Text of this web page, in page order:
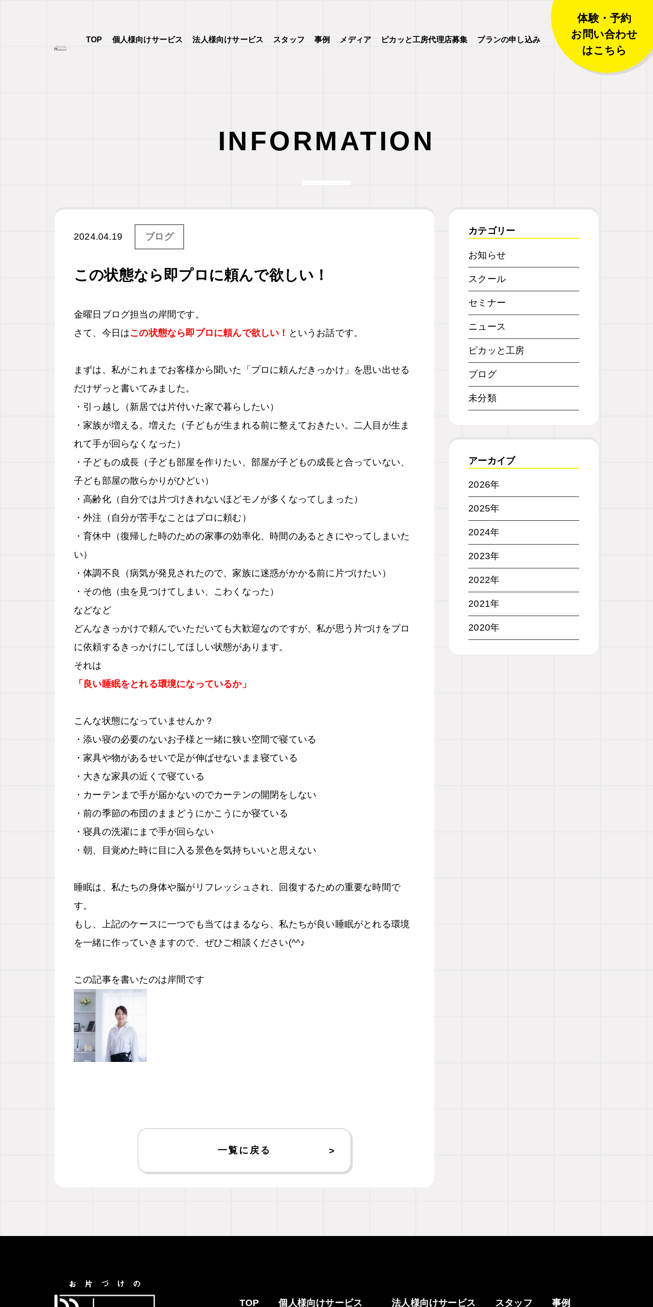
TOP 個人様向けサービス 法人様向けサービス スタッフ 事例 メディア ピカッと工房代理店募集 プランの申し込み
体験・予約
お問い合わせ
はこちら
INFORMATION
2024.04.19 ブログ
この状態なら即プロに頼んで欲しい！
金曜日ブログ担当の岸間です。
さて、今日はこの状態なら即プロに頼んで欲しい！ というお話です。
まずは、私がこれまでお客様から聞いた「プロに頼んだきっかけ」を思い出せる
だけザっと書いてみました。
・引っ越し（新居では片付いた家で暮らしたい）
・家族が増える。増えた（子どもが生まれる前に整えておきたい。二人目が生ま
れて手が回らなくなった）
・子どもの成長（子ども部屋を作りたい、部屋が子どもの成長と合っていない、
子ども部屋の散らかりがひどい）
・高齢化（自分では片づけきれないほどモノが多くなってしまった）
・外注（自分が苦手なことはプロに頼む）
・育休中（復帰した時のための家事の効率化、時間のあるときにやってしまいた
い）
・体調不良（病気が発見されたので、家族に迷惑がかかる前に片づけたい）
・その他（虫を見つけてしまい、こわくなった）
などなど
どんなきっかけで頼んでいただいても大歓迎なのですが、私が思う片づけをプロ
に依頼するきっかけにしてほしい状態があります。
それは
「良い睡眠をとれる環境になっているか」
こんな状態になっていませんか？
・添い寝の必要のないお子様と一緒に狭い空間で寝ている
・家具や物があるせいで足が伸ばせないまま寝ている
・大きな家具の近くで寝ている
・カーテンまで手が届かないのでカーテンの開閉をしない
・前の季節の布団のままどうにかこうにか寝ている
・寝具の洗濯にまで手が回らない
・朝、目覚めた時に目に入る景色を気持ちいいと思えない
睡眠は、私たちの身体や脳がリフレッシュされ、回復するための重要な時間で
す。
もし、上記のケースに一つでも当てはまるなら、私たちが良い睡眠がとれる環境
を一緒に作っていきますので、ぜひご相談ください(^^♪
この記事を書いたのは岸間です
一覧に戻る
カテゴリー
お知らせ
スクール
セミナー
ニュース
ピカッと工房
ブログ
未分類
アーカイブ
2026年
2025年
2024年
2023年
2022年
2021年
2020年
TOP 個人様向けサービス 法人様向けサービス スタッフ 事例